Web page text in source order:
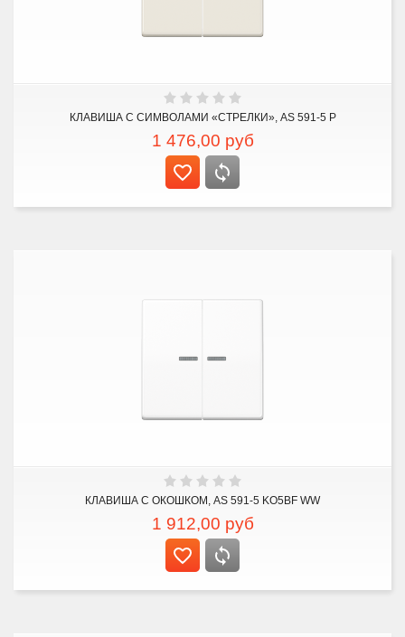
КЛАВИША С СИМВОЛАМИ «СТРЕЛКИ», AS 591-5 P
1 476,00 руб
КЛАВИША С ОКОШКОМ, AS 591-5 KO5BF WW
1 912,00 руб